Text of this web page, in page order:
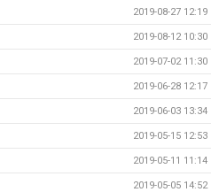
2019-08-27 12:19
2019-08-12 10:30
2019-07-02 11:30
2019-06-28 12:17
2019-06-03 13:34
2019-05-15 12:53
2019-05-11 11:14
2019-05-05 14:52